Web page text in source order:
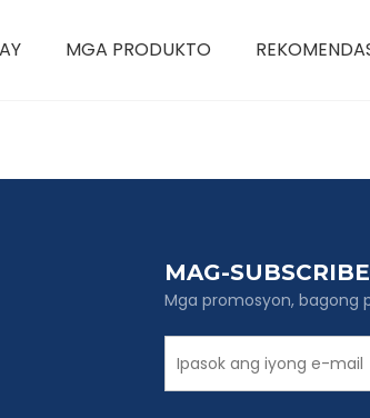
MGA PRODUKTO
MAG-
Mga promosyon, bagong